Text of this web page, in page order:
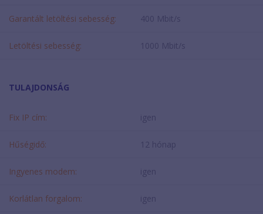
Garantált letöltési sebesség: 400 Mbit/s
Letöltési sebesség: 1000 Mbit/s
TULAJDONSÁG
Fix IP cím: igen
Hűségidő: 12 hónap
Ingyenes modem: igen
Korlátlan forgalom: igen